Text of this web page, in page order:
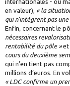
internationales - où
en valeur), « la
qui n’intègrent pas
Enfin, concernant le
nécessaires
rentabilité du pôle »et
cours du deuxième
qui n’en tient pas
millions d’euros. En
« LDC confirme un